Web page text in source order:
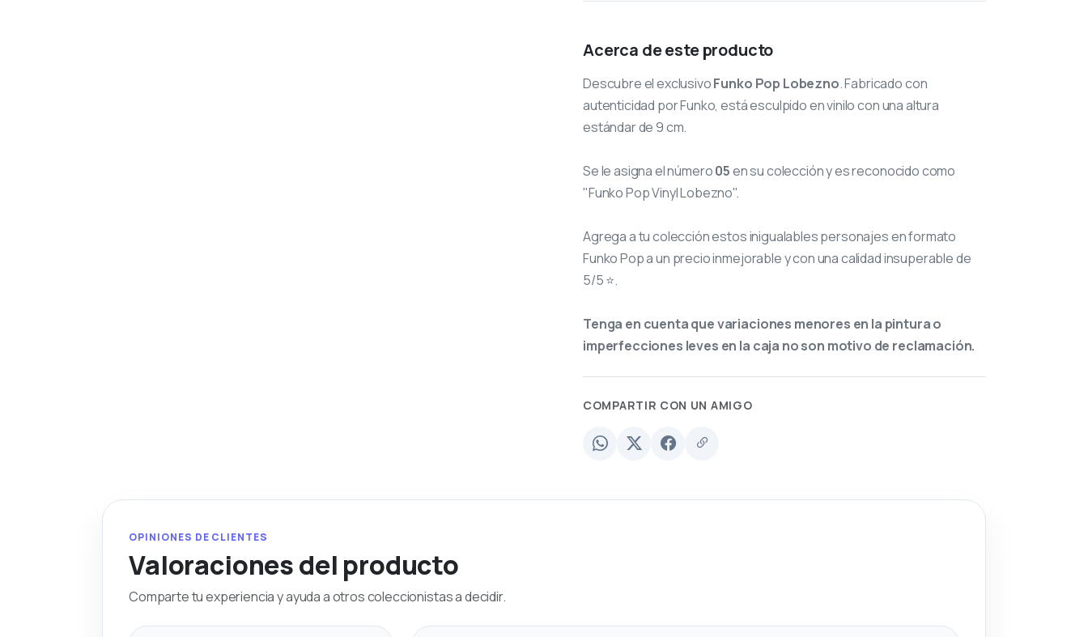
Acerca de este producto
Descubre el exclusivoFunko Pop Lobezno. Fabricado con
autenticidad por Funko, está esculpido en vinilo con una altura
estándar de 9 cm.
Se le asigna el número05en su colección y es reconocido como
"Funko Pop Vinyl Lobezno".
Agrega a tu colección estos inigualables personajes en formato
Funko Pop a un precio inmejorable y con una calidad insuperable de
5/5 ⭐.
Tenga en cuenta que variaciones menores en la pintura o
imperfecciones leves en la caja no son motivo de reclamación.
COMPARTIR CON UN AMIGO
OPINIONES DE CLIENTES
Valoraciones del producto
Comparte tu experiencia y ayuda a otros coleccionistas a decidir.